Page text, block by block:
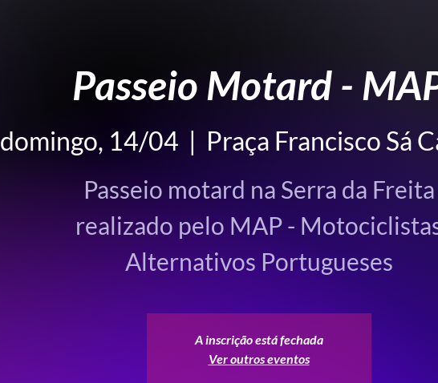
Passeio Motard -
domingo, 14/04
  |
Praça Francisco Sá
Passeio motard na Serra da Freita
realizado pelo MAP -
Alternativos Portugueses
A inscrição está fechada
Ver outros eventos